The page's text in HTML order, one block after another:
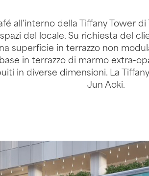
all'interno della Tiffany Tower
del locale. Su richiesta del
superficie in terrazzo non
in terrazzo di marmo extra-
in diverse dimensioni. La
Jun Aoki.